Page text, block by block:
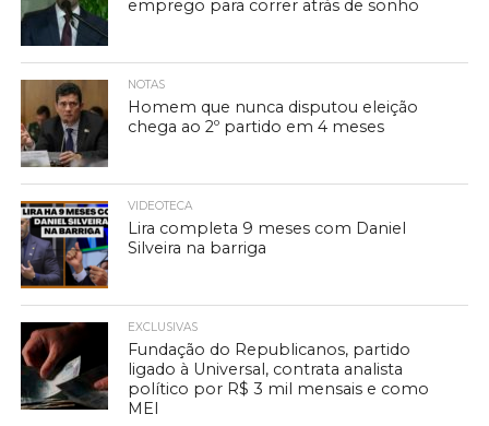
emprego para correr atrás de sonho
NOTAS
Homem que nunca disputou eleição
chega ao 2º partido em 4 meses
VIDEOTECA
Lira completa 9 meses com Daniel
Silveira na barriga
EXCLUSIVAS
Fundação do Republicanos, partido
ligado à Universal, contrata analista
político por R$ 3 mil mensais e como
MEI